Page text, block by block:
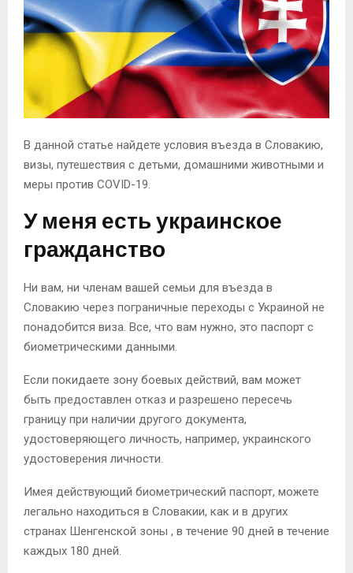
В данной статье найдете условия въезда в Словакию,
визы, путешествия с детьми, домашними животными и
меры против COVID-19.
У меня есть украинское
гражданство
Ни вам, ни членам вашей семьи для въезда в
Словакию через пограничные переходы с Украиной не
понадобится виза. Все, что вам нужно, это паспорт с
биометрическими данными.
Если покидаете зону боевых действий, вам может
быть предоставлен отказ и разрешено пересечь
границу при наличии другого документа,
удостоверяющего личность, например, украинского
удостоверения личности.
Имея действующий биометрический паспорт, можете
легально находиться в Словакии, как и в других
странах Шенгенской зоны , в течение 90 дней в течение
каждых 180 дней.